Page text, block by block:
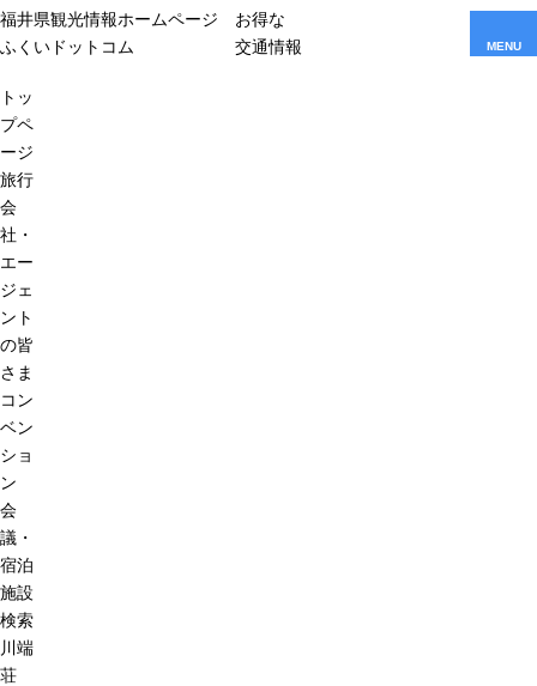
福井県観光情報ホームページ
ふくいドットコム
お得な
交通情報
MENU
トッ
プペ
ージ
旅行
会
社・
エー
ジェ
ント
の皆
さま
コン
ベン
ショ
ン
会
議・
宿泊
施設
検索
川端
荘